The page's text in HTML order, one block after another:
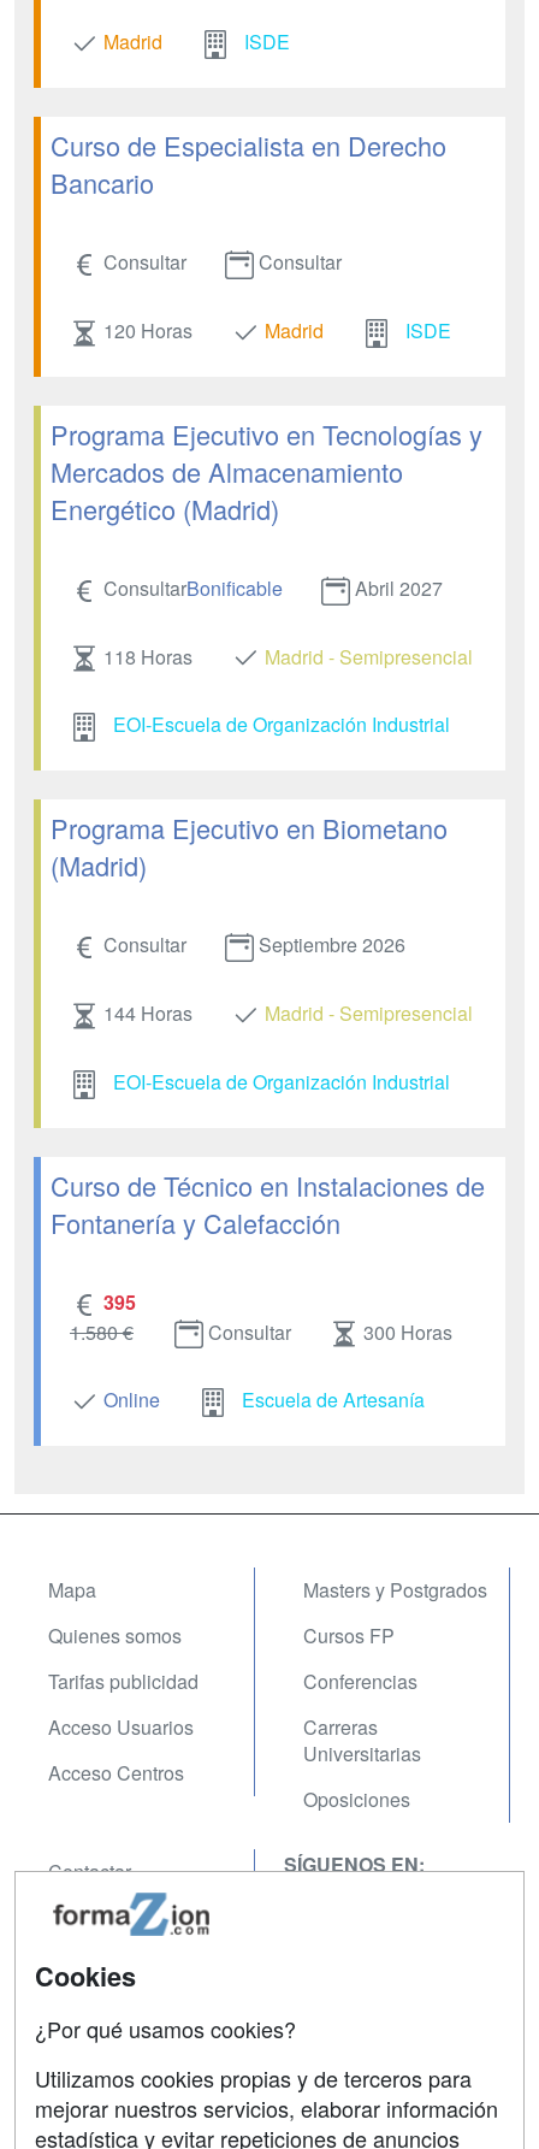
Madrid ISDE
Curso de Especialista en Derecho
Bancario
Consultar Consultar
120 Horas Madrid ISDE
Programa Ejecutivo en Tecnologías y
Mercados de Almacenamiento
Energético (Madrid)
ConsultarBonificable Abril 2027
118 Horas Madrid - Semipresencial
EOI-Escuela de Organización Industrial
Programa Ejecutivo en Biometano
(Madrid)
Consultar Septiembre 2026
144 Horas Madrid - Semipresencial
EOI-Escuela de Organización Industrial
Curso de Técnico en Instalaciones de
Fontanería y Calefacción
395
1.580 €
Consultar 300 Horas
Online Escuela de Artesanía
Mapa
Quienes somos
Tarifas publicidad
Acceso Usuarios
Acceso Centros
Masters y Postgrados
Cursos FP
Conferencias
Carreras
Universitarias
Oposiciones
Contactar
Confidencialidad
Aviso legal
SÍGUENOS EN:
Grupo formazion:
Cookies
¿Por qué usamos cookies?
Utilizamos cookies propias y de terceros para
mejorar nuestros servicios, elaborar información
estadística y evitar repeticiones de anuncios